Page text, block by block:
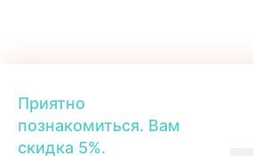
Приятно
познакомиться. Вам
скидка 5%.